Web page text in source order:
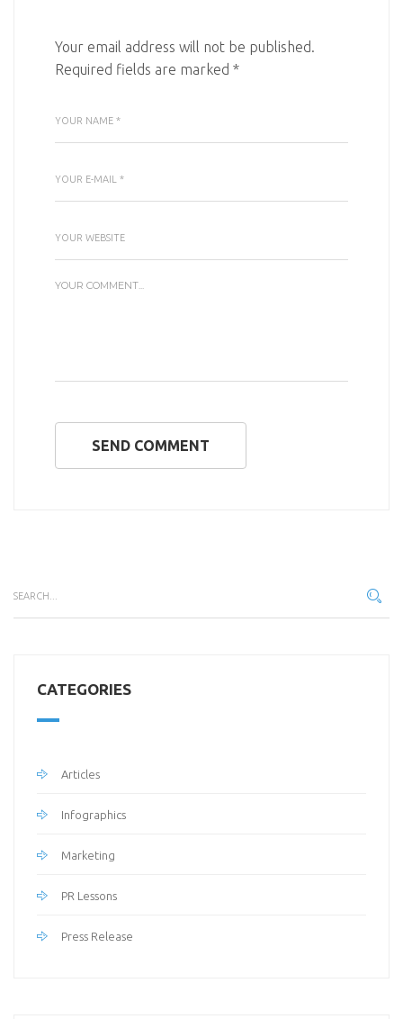
Your email address will not be published.
Required fields are marked *
SEND COMMENT
CATEGORIES
Articles
Infographics
Marketing
PR Lessons
Press Release